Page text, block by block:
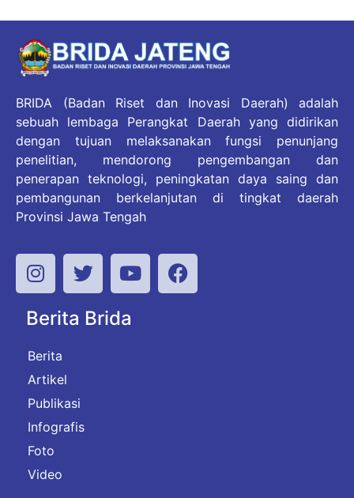
BRIDA (Badan Riset dan Inovasi Daerah) adalah
sebuah lembaga Perangkat Daerah yang didirikan
dengan tujuan melaksanakan fungsi penunjang
penelitian, mendorong pengembangan dan
penerapan teknologi, peningkatan daya saing dan
pembangunan berkelanjutan di tingkat daerah
Provinsi Jawa Tengah
Berita Brida
Berita
Artikel
Publikasi
Infografis
Foto
Video